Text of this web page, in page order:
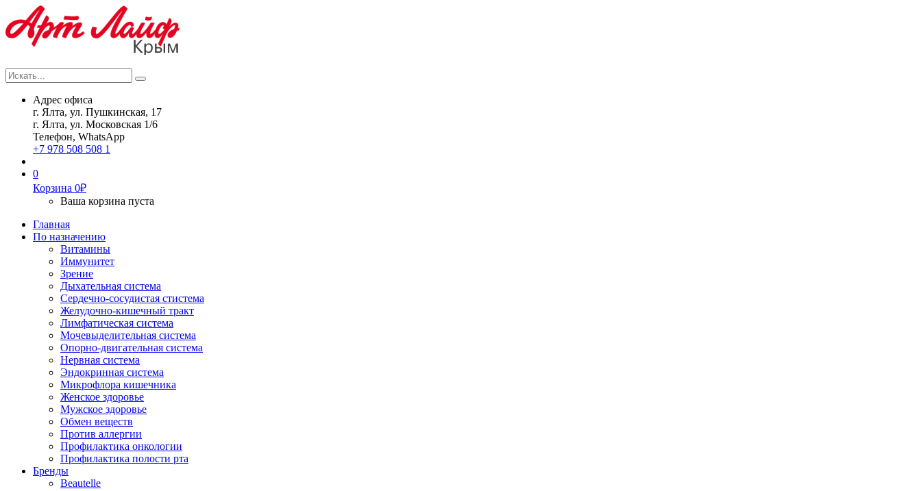
Search
Адрес офиса
г. Ялта, ул. Пушкинская, 17
г. Ялта, ул. Московская 1/6
Телефон, WhatsApp
+7 978 508 508 1
0
Корзина 0₽
Ваша корзина пуста
Главная
По назначению
Витамины
Иммунитет
Зрение
Дыхательная система
Сердечно-сосудистая стистема
Желудочно-кишечный тракт
Лимфатическая система
Мочевыделительная система
Опорно-двигательная система
Нервная система
Эндокринная система
Микрофлора кишечника
Женское здоровье
Мужское здоровье
Обмен веществ
Против аллергии
Профилактика онкологии
Профилактика полости рта
Бренды
Beautelle